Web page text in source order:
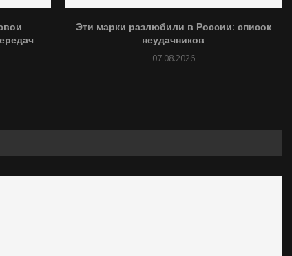
Эти марки разлюбили в России: список
неудачников
07.08.2026